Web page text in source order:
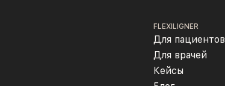
FLEXILIGNER
Для пациентов
Для врачей
Кейсы